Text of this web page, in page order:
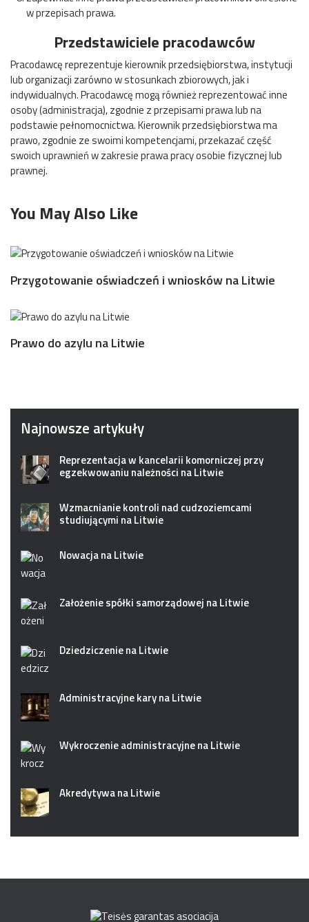
w przepisach prawa.
Przedstawiciele pracodawców
Pracodawcę reprezentuje kierownik przedsiębiorstwa, instytucji
lub organizacji zarówno w stosunkach zbiorowych, jak i
indywidualnych. Pracodawcę mogą również reprezentować inne
osoby (administracja), zgodnie z przepisami prawa lub na
podstawie pełnomocnictwa. Kierownik przedsiębiorstwa ma
prawo, zgodnie ze swoimi kompetencjami, przekazać część
swoich uprawnień w zakresie prawa pracy osobie fizycznej lub
prawnej.
You May Also Like
Przygotowanie oświadczeń i wniosków na Litwie
Prawo do azylu na Litwie
Najnowsze artykuły
Reprezentacja w kancelarii komorniczej przy
egzekwowaniu należności na Litwie
Wzmacnianie kontroli nad cudzoziemcami
studiującymi na Litwie
Nowacja na Litwie
Założenie spółki samorządowej na Litwie
Dziedziczenie na Litwie
Administracyjne kary na Litwie
Wykroczenie administracyjne na Litwie
Akredytywa na Litwie